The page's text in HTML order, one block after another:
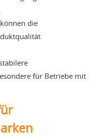
die
für Betriebe mit